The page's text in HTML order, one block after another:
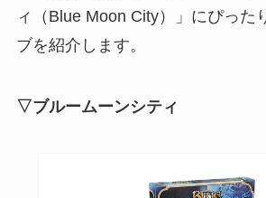
ィ（Blue Moon City）」にぴった
ブを紹介します。
▽ブルームーンシティ